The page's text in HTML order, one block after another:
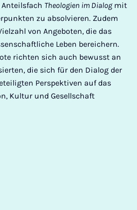
Anteilsfach Theologien im Dialogmit
zu absolvieren. Zudem
von Angeboten, die das
Leben bereichern.
richten sich auch bewusst an
die sich für den Dialog der
Perspektiven auf das
Kultur und Gesellschaft